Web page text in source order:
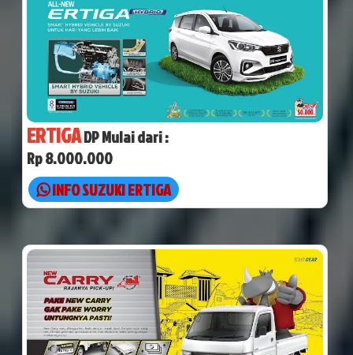
ERTIGADP Mulai dari :
Rp 8.000.000
INFO SUZUKI ERTIGA